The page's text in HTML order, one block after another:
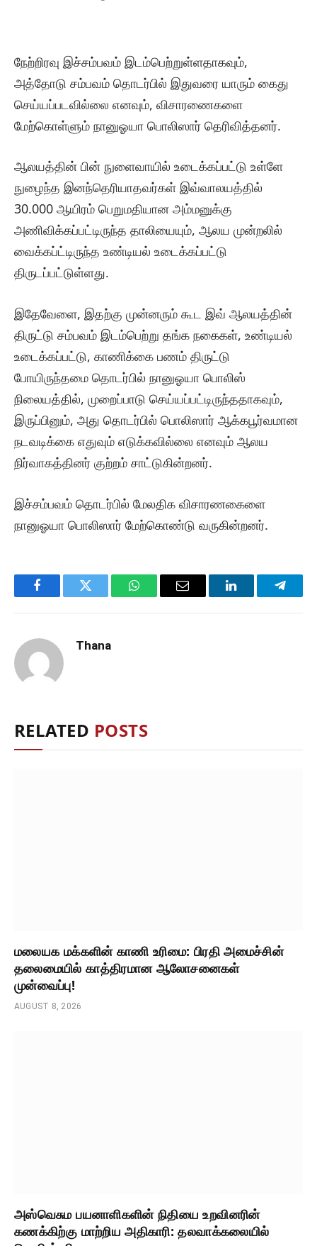
நேற்றிரவு இச்சம்பவம் இடம்பெற்றுள்ளதாகவும்,
அத்தோடு சம்பவம் தொடர்பில் இதுவரை யாரும் கைது
செய்யப்படவில்லை எனவும், விசாரணைகளை
மேற்கொள்ளும் நானுஓயா பொலிஸார் தெரிவித்தனர்.
ஆலயத்தின் பின் நுளைவாயில் உடைக்கப்பட்டு உள்ளே
நுழைந்த இனந்தெரியாதவர்கள் இவ்வாலயத்தில்
30.000 ஆயிரம் பெறுமதியான அம்மனுக்கு
அணிவிக்கப்பட்டிருந்த தாலியையும், ஆலய முன்றலில்
வைக்கப்ட்டிருந்த உண்டியல் உடைக்கப்பட்டு
திருடப்பட்டுள்ளது.
இதேவேளை, இதற்கு முன்னரும் கூட இவ் ஆலயத்தின்
திருட்டு சம்பவம் இடம்பெற்று தங்க நகைகள், உண்டியல்
உடைக்கப்பட்டு, காணிக்கை பணம் திருட்டு
போயிருந்தமை தொடர்பில் நானுஓயா பொலிஸ்
நிலையத்தில், முறைப்பாடு செய்யப்பட்டிருந்ததாகவும்,
இருப்பினும், அது தொடர்பில் பொலிஸார் ஆக்கபூர்வமான
நடவடிக்கை எதுவும் எடுக்கவில்லை எனவும் ஆலய
நிர்வாகத்தினர் குற்றம் சாட்டுகின்றனர்.
இச்சம்பவம் தொடர்பில் மேலதிக விசாரணகைளை
நானுஓயா பொலிஸார் மேற்கொண்டு வருகின்றனர்.
FacebookTwitter WhatsAppEmail LinkedIn
Thana
RELATED POSTS
மலையக மக்களின் காணி உரிமை: பிரதி அமைச்சின்
தலைமையில் காத்திரமான ஆலோசனைகள்
முன்வைப்பு!
AUGUST 8, 2026
அஸ்வெசும பயனாளிகளின் நிதியை உறவினரின்
கணக்கிற்கு மாற்றிய அதிகாரி: தலவாக்கலையில்